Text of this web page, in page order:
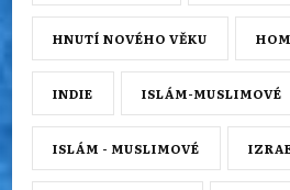
HNUTÍ NOVÉHO VĚKU
INDIE ISLÁM-MUSLIMOVÉ
ISLÁM - MUSLIMOVÉ